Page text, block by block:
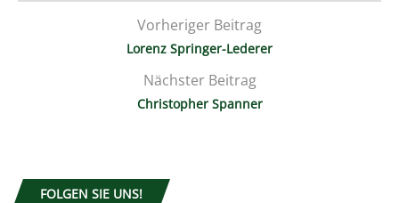
Vorheriger Beitrag
Lorenz Springer-Lederer
Nächster Beitrag
Christopher Spanner
FOLGEN SIE UNS!